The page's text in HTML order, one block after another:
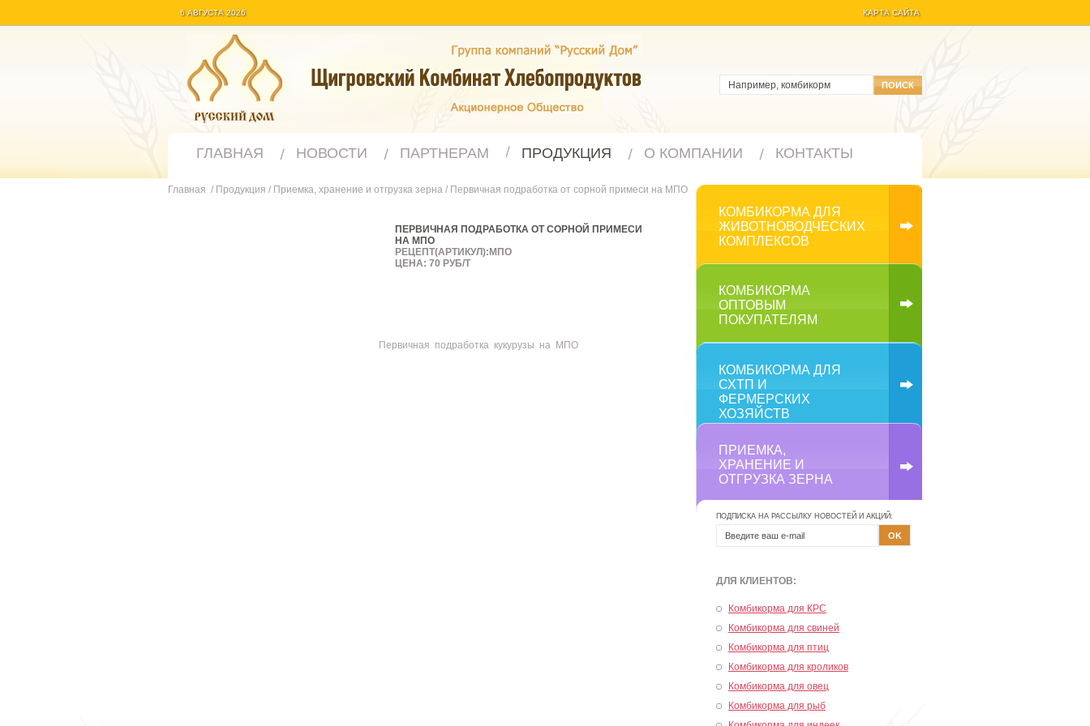
6 АВГУСТА 2026 КАРТА САЙТА
ГЛАВНАЯ НОВОСТИ ПАРТНЕРАМ ПРОДУКЦИЯ О КОМПАНИИ КОНТАКТЫ
Главная / Продукция / Приемка, хранение и отгрузка зерна / Первичная подработка от сорной примеси на МПО
ПЕРВИЧНАЯ ПОДРАБОТКА ОТ СОРНОЙ ПРИМЕСИ
НА МПО
РЕЦЕПТ(АРТИКУЛ):МПО
ЦЕНА: 70 РУБ/Т
Первичная подработка кукурузы на МПО
КОМБИКОРМА ДЛЯ
ЖИВОТНОВОДЧЕСКИХ
КОМПЛЕКСОВ
КОМБИКОРМА
ОПТОВЫМ
ПОКУПАТЕЛЯМ
КОМБИКОРМА ДЛЯ
СХТП И
ФЕРМЕРСКИХ
ХОЗЯЙСТВ
ПРИЕМКА,
ХРАНЕНИЕ И
ОТГРУЗКА ЗЕРНА
ПОДПИСКА НА РАССЫЛКУ НОВОСТЕЙ И АКЦИЙ:
ДЛЯ КЛИЕНТОВ:
Комбикорма для КРС
Комбикорма для свиней
Комбикорма для птиц
Комбикорма для кроликов
Комбикорма для овец
Комбикорма для рыб